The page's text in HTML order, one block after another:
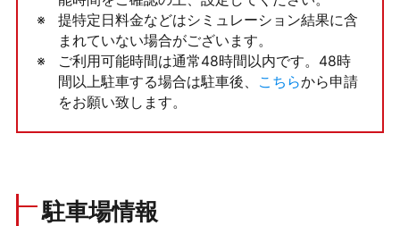
提特定日料金などはシミュレーション結果に含
まれていない場合がございます。
ご利用可能時間は通常48時間以内です。48時
間以上駐車する場合は駐車後、
こちらから申請
をお願い致します。
駐車場情報